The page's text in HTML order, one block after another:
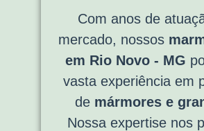
Com anos de
mercado, nossos
em Rio Novo - MG
vasta experiência em
de mármores e
Nossa expertise nos